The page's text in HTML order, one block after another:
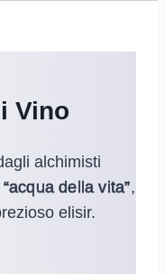
Vino
alchimisti
“acqua della vita”,
elisir.